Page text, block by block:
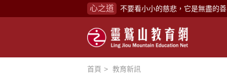
心之道
禪修，讓思緒單純，讓靈性清楚
念頭在心頭，不舒服；轉個念頭
懂得消化煩惱，便能讓生活自在
首頁 教育新訊